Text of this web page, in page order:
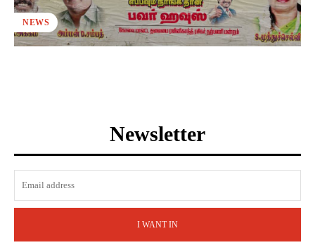
NEWS
Newsletter
I WANT IN